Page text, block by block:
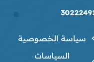
سياسة الخصوصية
السياسات